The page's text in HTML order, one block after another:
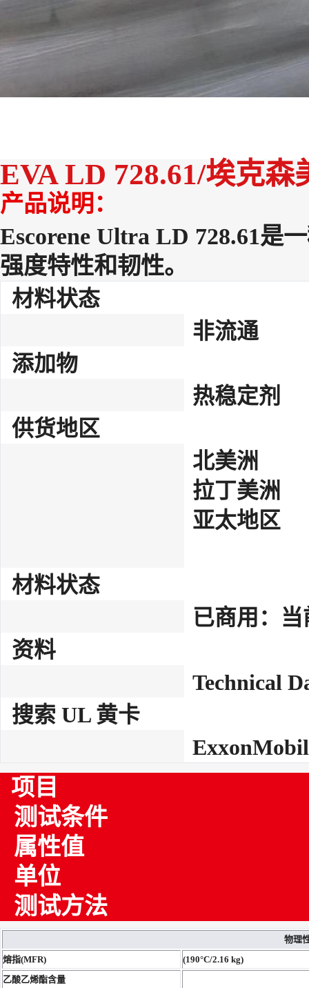
EVA LD 728.61/埃克森
产品说明：
Escorene Ultra LD 728.61是
强度特性和韧性。
材料状态
非流通
添加物
热稳定剂
供货地区
北美洲
拉丁美洲
亚太地区
材料状态
已商用：
资料
Technical
搜索 UL 黄卡
项目
测试条件
属性值
单位
测试方法
物理
熔指(MFR)
(190°C/2.16 kg)
乙酸乙烯酯含量